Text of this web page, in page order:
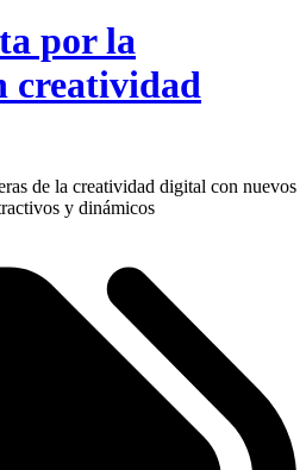
por la
creatividad
de la creatividad digital con nuevos
y dinámicos